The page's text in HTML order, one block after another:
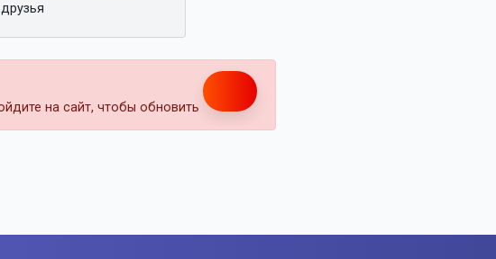
на сайт, чтобы обновить